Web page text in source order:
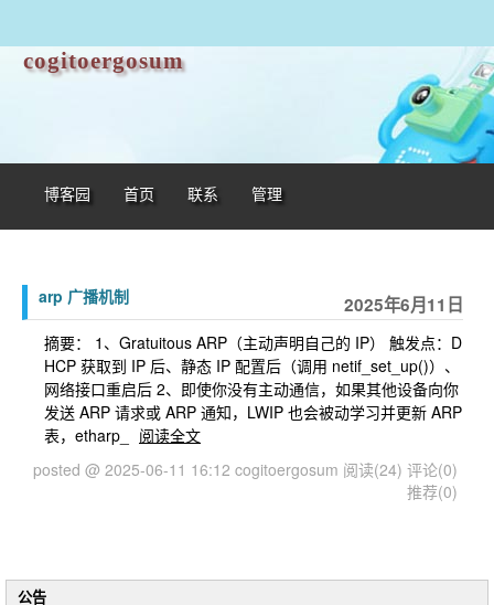
cogitoergosum
博客园 首页 联系 管理
2025年6月11日
arp 广播机制
摘要： 1、Gratuitous ARP（主动声明自己的 IP） 触发点：D
HCP 获取到 IP 后、静态 IP 配置后（调用 netif_set_up()）、
网络接口重启后 2、即使你没有主动通信，如果其他设备向你
发送 ARP 请求或 ARP 通知，LWIP 也会被动学习并更新 ARP
表，etharp_
阅读全文
posted @ 2025-06-11 16:12 cogitoergosum 阅读(24) 评论(0)
推荐(0)
公告